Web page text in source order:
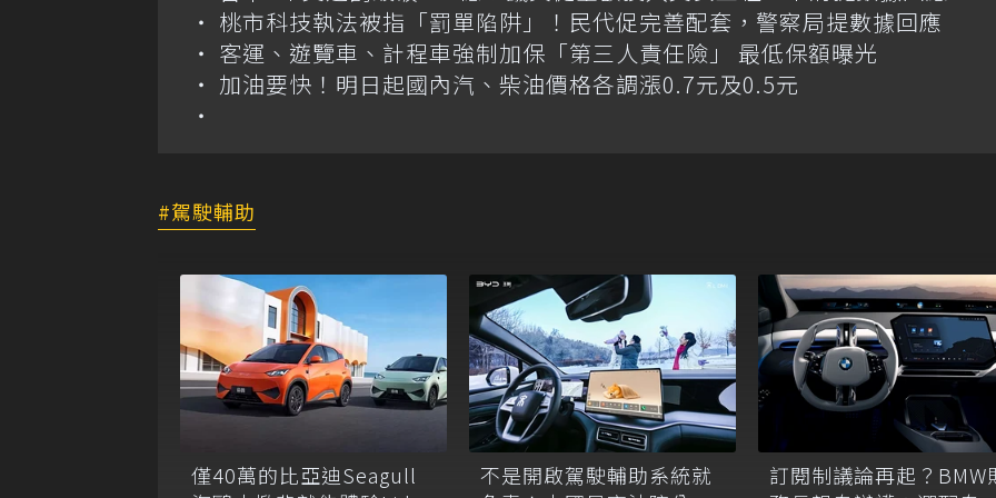
桃市科技執法被指「罰單陷阱」！民代促完善配套，警察局提數據回應
客運、遊覽車、計程車強制加保「第三人責任險」 最低保額曝光
加油要快！明日起國內汽、柴油價格各調漲0.7元及0.5元
駕駛輔助
僅40萬的比亞迪Seagull
不是開啟駕駛輔助系統就
訂閱制議論再起？BMW